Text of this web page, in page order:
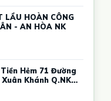
LẦU HOÀN CÔNG
- AN HÒA NK
Hẻm 71 Đường
Khánh Q.NK